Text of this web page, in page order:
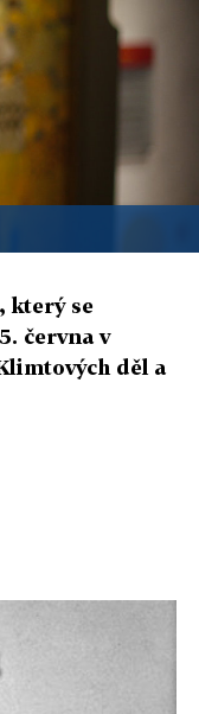
který se
června v
děl a